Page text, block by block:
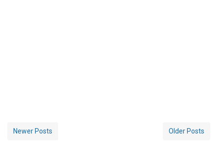
Newer Posts Older Posts